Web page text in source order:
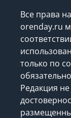
Все права
orenday.ru
только по
Редакция не